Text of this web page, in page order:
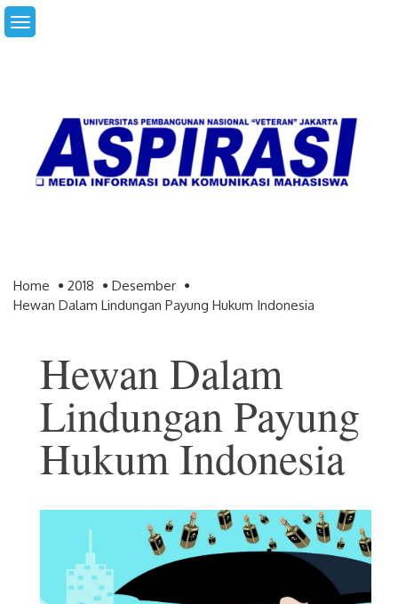
Skip
to
Home 2018
Desember
Hewan Dalam Lindungan Payung Hukum Indonesia
Hewan Dalam
Lindungan Payung
Hukum Indonesia